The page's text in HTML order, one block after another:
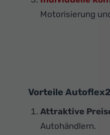
Motorisierung
Vorteile
Attraktive
Autohändlern.